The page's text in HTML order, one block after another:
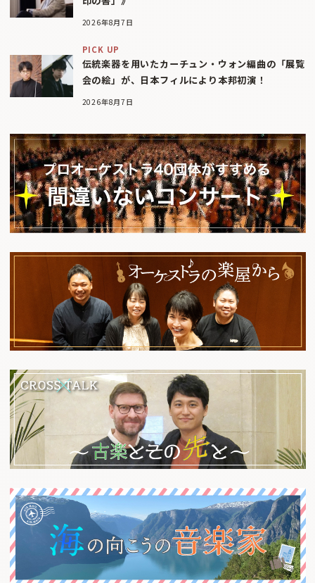
2026年8月7日
PICK UP
伝統楽器を用いたカーチュン・ウォン編曲の「展覧
会の絵」が、日本フィルにより本邦初演！
2026年8月7日